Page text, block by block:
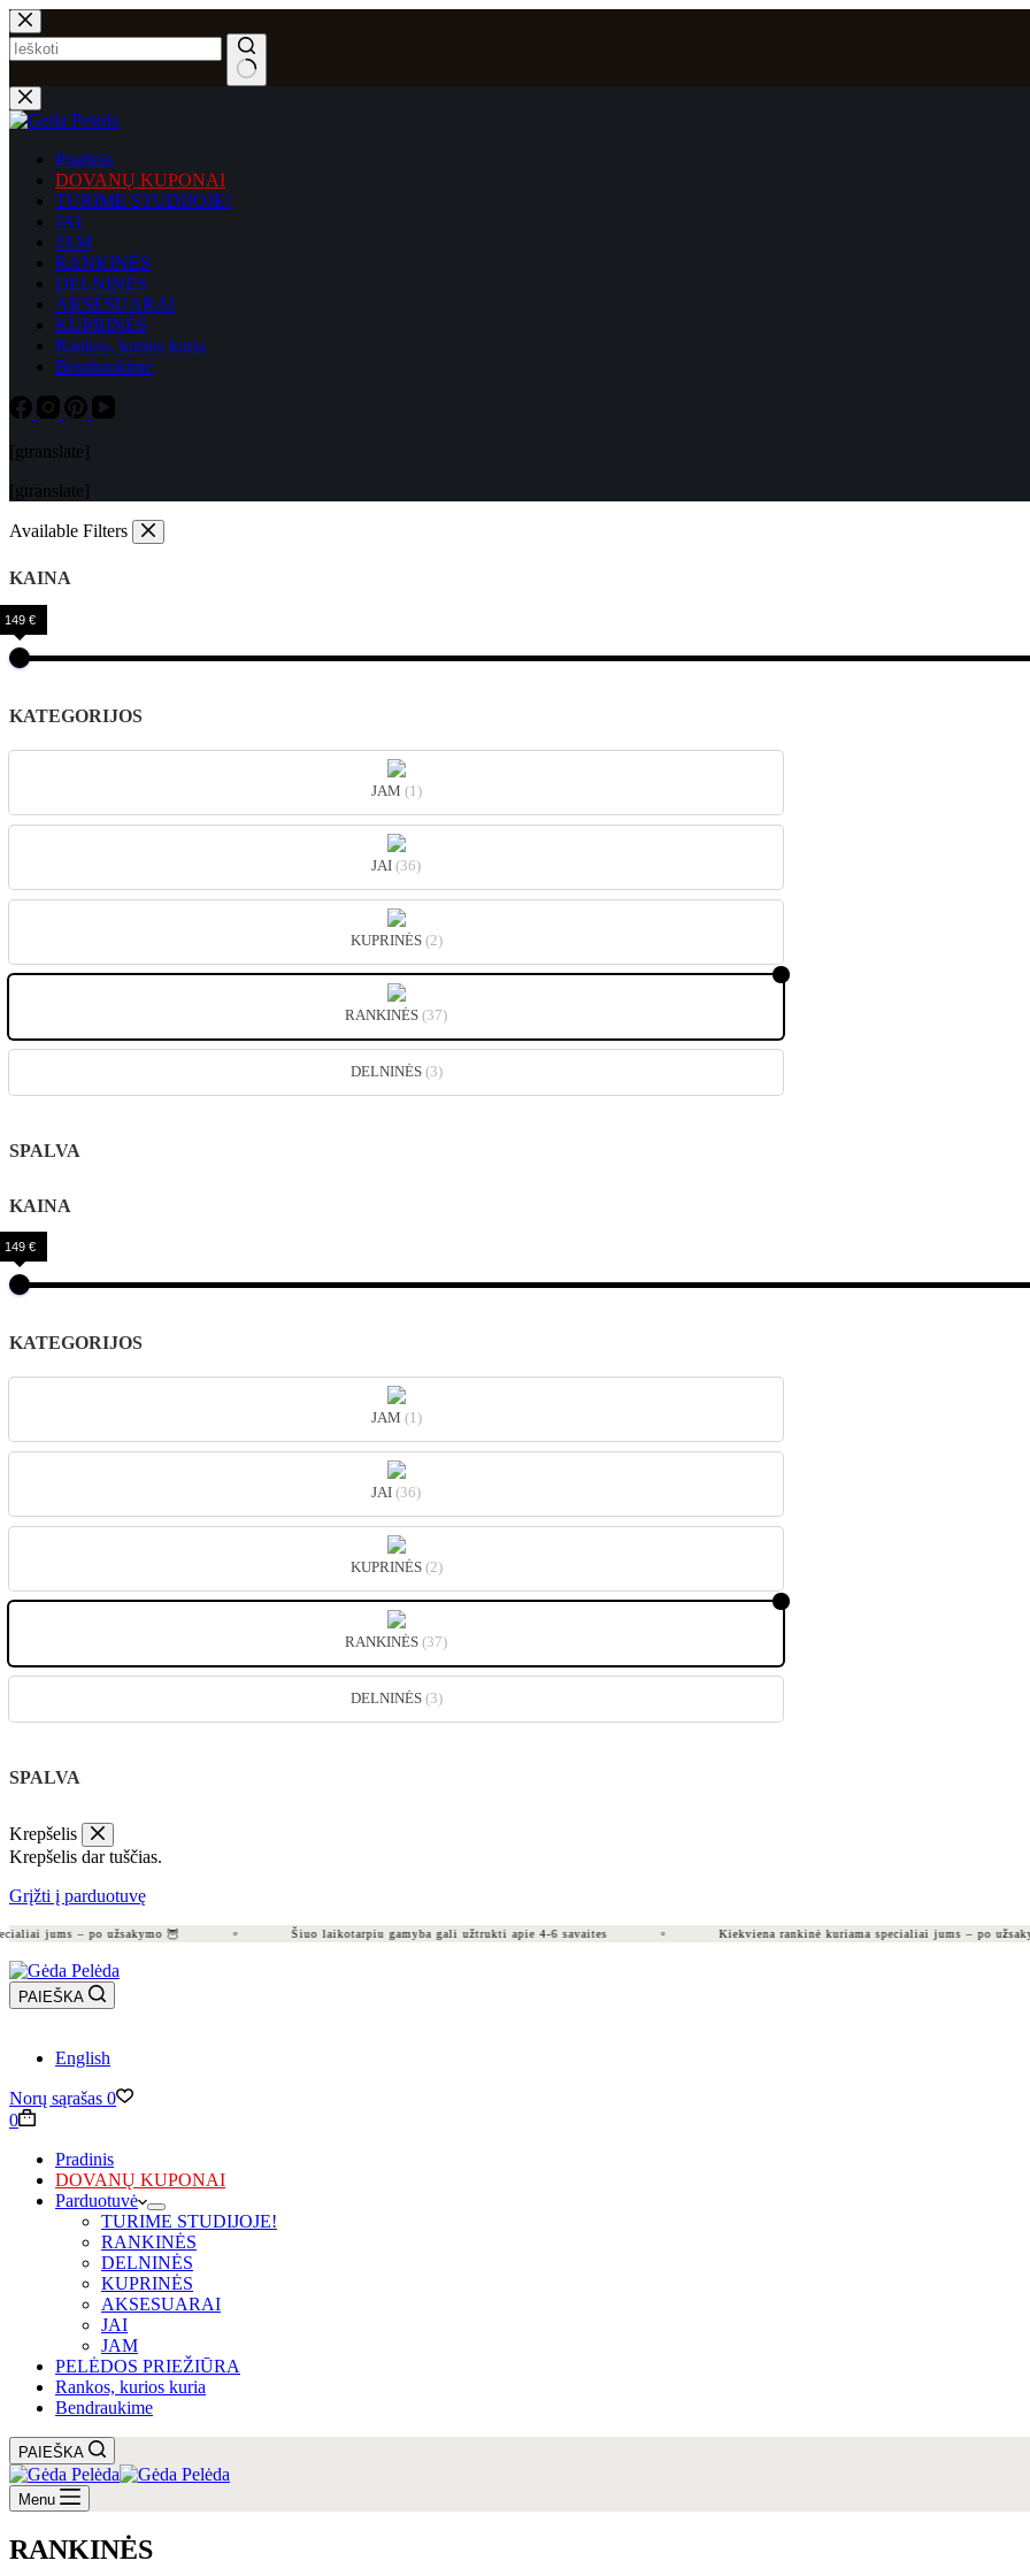
Skip
to
content
No
results
Pradinis
DOVANŲ KUPONAI
TURIME STUDIJOJE!
JAI
JAM
RANKINĖS
DELNINĖS
AKSESUARAI
KUPRINĖS
Rankos, kurios kuria
Bendraukime
[gtranslate]
[gtranslate]
Available Filters
KAINA
149 €
KATEGORIJOS
JAM (1)
JAI (36)
KUPRINĖS (2)
RANKINĖS (37)
DELNINĖS (3)
SPALVA
KAINA
149 €
KATEGORIJOS
JAM (1)
JAI (36)
KUPRINĖS (2)
RANKINĖS (37)
DELNINĖS (3)
SPALVA
Krepšelis
Krepšelis dar tuščias.
Grįžti į parduotuvę
jums – po užsakymo 🦉 Šiuo laikotarpiu gamyba gali užtrukti apie 4-6 savaites Kiekviena rankinė kuriama specialiai jums – po
PAIEŠKA
English
Norų sąrašas 0
Krepšelis
0
Pradinis
DOVANŲ KUPONAI
Parduotuvė
TURIME STUDIJOJE!
RANKINĖS
DELNINĖS
KUPRINĖS
AKSESUARAI
JAI
JAM
PELĖDOS PRIEŽIŪRA
Rankos, kurios kuria
Bendraukime
PAIEŠKA
Menu
RANKINĖS